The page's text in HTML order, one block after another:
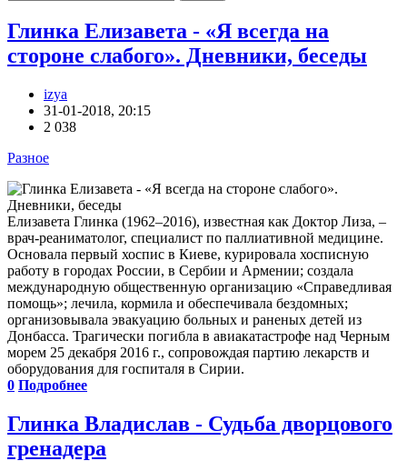
Глинка Елизавета - «Я всегда на
стороне слабого». Дневники, беседы
izya
31-01-2018, 20:15
2 038
Разное
Елизавета Глинка (1962–2016), известная как Доктор Лиза, –
врач-реаниматолог, специалист по паллиативной медицине.
Основала первый хоспис в Киеве, курировала хосписную
работу в городах России, в Сербии и Армении; создала
международную общественную организацию «Справедливая
помощь»; лечила, кормила и обеспечивала бездомных;
организовывала эвакуацию больных и раненых детей из
Донбасса. Трагически погибла в авиакатастрофе над Черным
морем 25 декабря 2016 г., сопровождая партию лекарств и
оборудования для госпиталя в Сирии.
0 Подробнее
Глинка Владислав - Судьба дворцового
гренадера